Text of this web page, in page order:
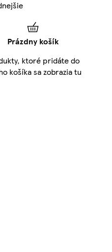
Prázdny košík
ktoré pridáte do
košíka sa zobrazia tu